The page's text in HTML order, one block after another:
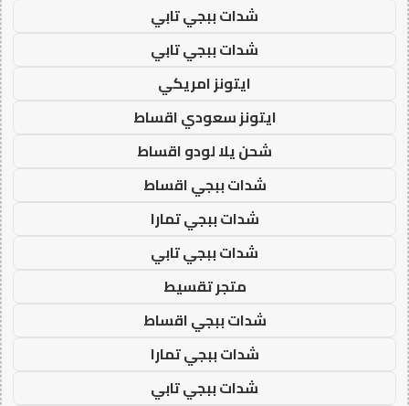
شدات ببجي تابي
شدات ببجي تابي
ايتونز امريكي
ايتونز سعودي اقساط
شحن يلا لودو اقساط
شدات ببجي اقساط
شدات ببجي تمارا
شدات ببجي تابي
متجر تقسيط
شدات ببجي اقساط
شدات ببجي تمارا
شدات ببجي تابي